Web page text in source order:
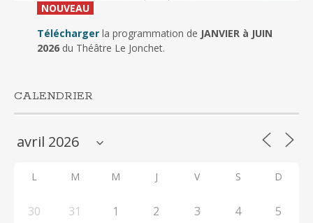
NOUVEAU_
Télécharger la programmation de JANVIER à JUIN
2026du Théâtre Le Jonchet.
CALENDRIER
L M M J V S D
30 31 1 2 3 4 5